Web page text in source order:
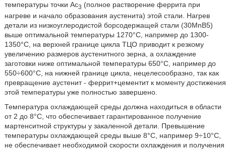
температуры точки Ас3 (полное растворение феррита при
нагреве и начало образования аустенита) этой стали. Нагрев
детали из низкоуглеродистой борсодержащей стали (30MnB5)
выше оптимальной температуры 1270°С, например до 1300-
1350°С, на верхней границе цикла ТЦО приводит к резкому
увеличению размеров аустенитного зерна, а охлаждение
заготовки ниже оптимальной температуры 650°С, например до
550÷600°С, на нижней границе цикла, нецелесообразно, так как
превращение аустенит - феррит+цементит к моменту достижения
этой температуры уже полностью завершено.
Температура охлаждающей среды должна находиться в области
от 2 до 8°С, что обеспечивает гарантированное получение
мартенситной структуры у закаленной детали. Превышение
температуры охлаждающей среды выше 8°С, например 9÷10°С,
не обеспечивает необходимой скорости охлаждения и получения